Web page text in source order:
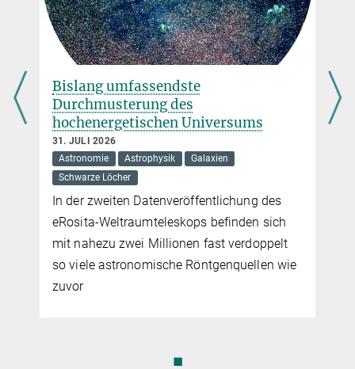
mehr
„Das galaktische Zentrum bietet fantastische
Möglichkeiten“
26. JULI 2018
Interview mit Reinhard Genzel über seine Beobachtung eines
Effekts der allgemeinen Relativitätstheorie
Ein neuer Planet im Beta-Pictoris-
System
17. JULI 2026
Astronomie
Nach mehr als zehn Jahren Versteckspiel
entdecken Forschende einen der leichtesten
Planeten, der jemals direkt abgebildet
werden konnte
◼